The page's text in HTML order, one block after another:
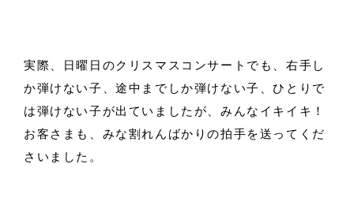
実際、日曜日のクリスマスコンサートでも、右手し
か弾けない子、途中までしか弾けない子、ひとりで
は弾けない子が出ていましたが、みんなイキイキ！
お客さまも、みな割れんばかりの拍手を送ってくだ
さいました。